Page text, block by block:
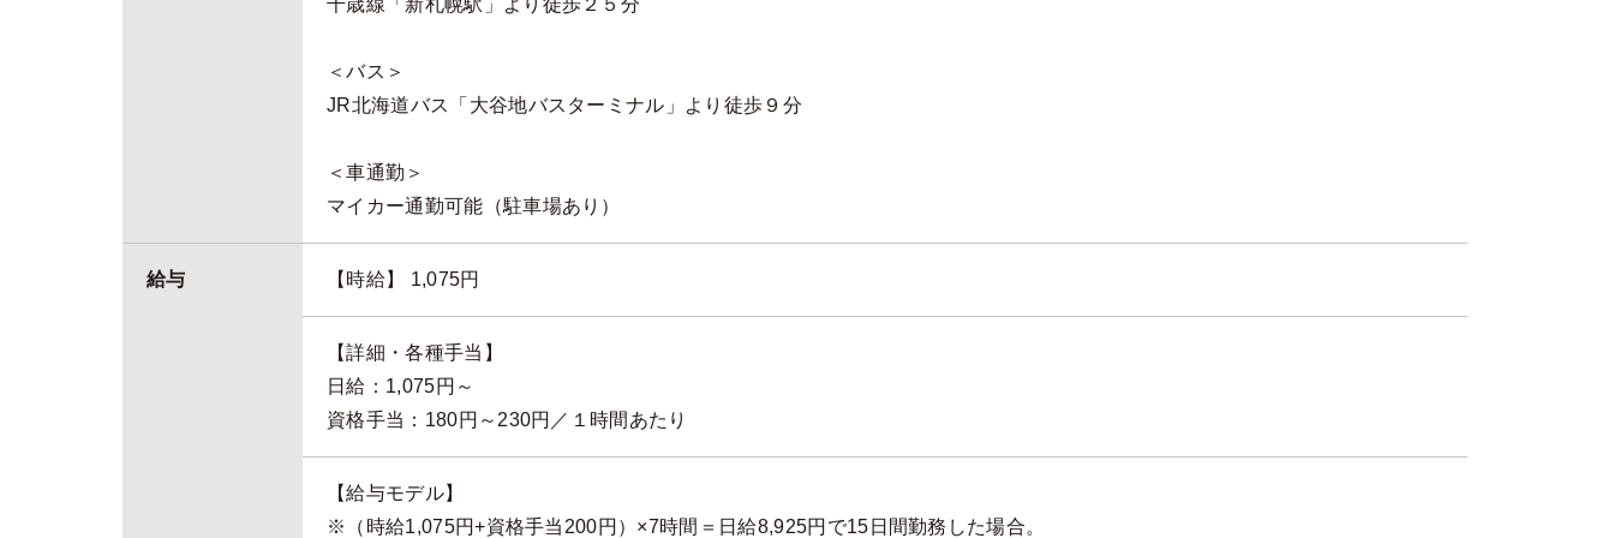
千歳線「新札幌駅」より徒歩２５分
＜バス＞
JR北海道バス「大谷地バスターミナル」より徒歩９分
＜車通勤＞
マイカー通勤可能（駐車場あり）
給与 【時給】 1,075円
【詳細・各種手当】
日給：1,075円～
資格手当：180円～230円／１時間あたり
【給与モデル】
※（時給1,075円+資格手当200円）×7時間＝日給8,925円で15日間勤務した場合。